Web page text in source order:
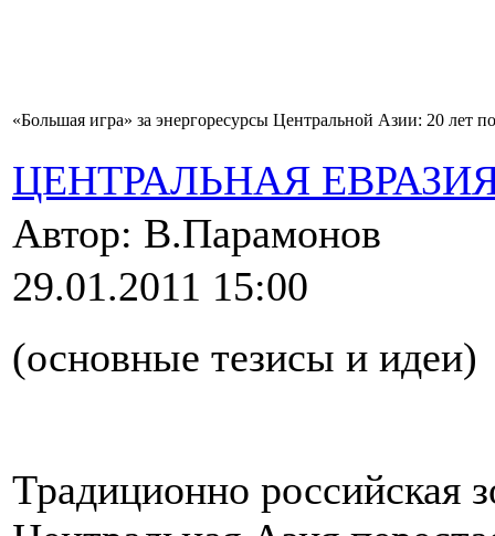
«Большая игра» за энергоресурсы Центральной Азии: 20 лет
ЦЕНТРАЛЬНАЯ
Автор: В.Парамонов
29.01.2011 15:00
(основные тезисы и идеи)
Традиционно российская